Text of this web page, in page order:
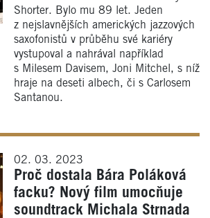
Shorter. Bylo mu 89 let. Jeden
z nejslavnějších amerických jazzových
saxofonistů v průběhu své kariéry
vystupoval a nahrával například
s Milesem Davisem, Joni Mitchel, s níž
hraje na deseti albech, či s Carlosem
Santanou.
02. 03. 2023
Proč dostala Bára Poláková
facku? Nový film umocňuje
soundtrack Michala Strnada